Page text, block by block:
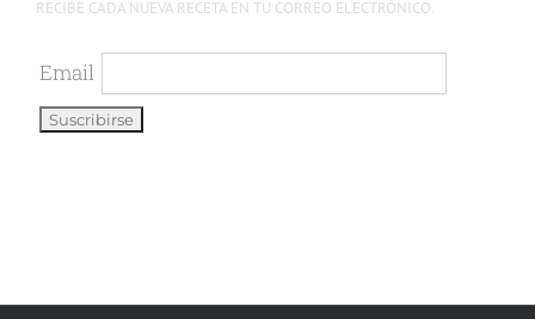
RECIBE CADA NUEVA RECETA EN TU CORREO ELECTRÓNICO.
Email